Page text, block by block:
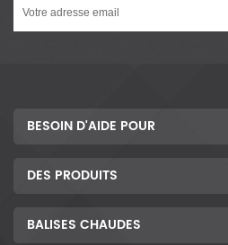
BESOIN D'AIDE POUR
DES PRODUITS
BALISES CHAUDES